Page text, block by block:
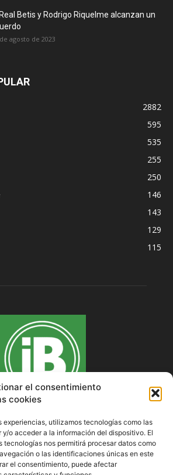
el consentimiento
cookies
experiencias, utilizamos tecnologías como las
o acceder a la información del dispositivo. El
tecnologías nos permitirá procesar datos como
o las identificaciones únicas en este
el consentimiento, puede afectar
Betis y Rodrigo Riquelme alcanzan un
agosto de 2023
2882
595
535
255
250
146
143
129
115
NOSOTROS